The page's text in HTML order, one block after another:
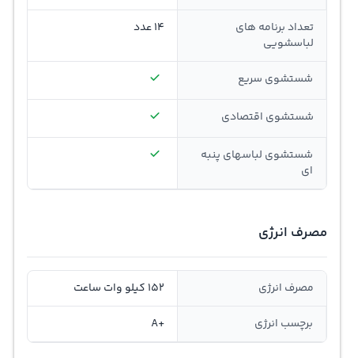
تعداد برنامه های
لباسشویی
14 عدد
شستشوی سریع
شستشوی اقتصادی
شستشوی لباسهای پنبه
ای
مصرف انرژی
مصرف انرژی 152 کیلو وات ساعت
برچسب انرژی +A